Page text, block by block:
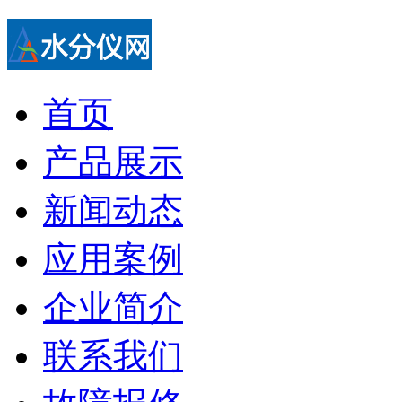
首页
产品展示
新闻动态
应用案例
企业简介
联系我们